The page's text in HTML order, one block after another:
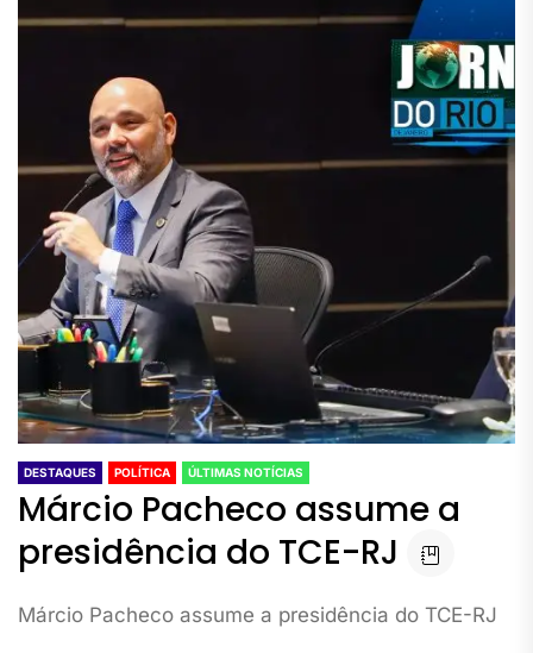
DESTAQUES POLÍTICA ÚLTIMAS NOTÍCIAS
Márcio Pacheco assume a
presidência do TCE-RJ
Márcio Pacheco assume a presidência do TCE-RJ